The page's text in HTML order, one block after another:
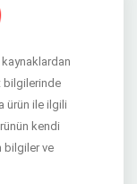
bilgilerinde
ürün ile ilgili
kendi
bilgiler ve